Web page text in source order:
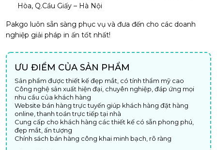
Hòa, Q.Cầu Giấy – Hà Nội
Pakgo luôn sẵn sàng phục vụ và đưa đến cho các doanh
nghiệp giải pháp in ấn tốt nhất!
ƯU ĐIỂM CỦA SẢN PHẨM
Sản phẩm được thiết kế đẹp mắt, có tính thẩm mỹ cao
Công nghệ sản xuất hiện đại, chuyên nghiệp, đáp ứng mọi
nhu cầu của khách hàng
Website bán hàng trực tuyến giúp khách hàng đặt hàng
online, thanh toán trực tiếp tại nhà
Cung cấp cho khách hàng các thiết kế có sẵn phong phú,
đẹp mắt, ấn tượng
Chính sách bán hàng công khai minh bạch, rõ ràng